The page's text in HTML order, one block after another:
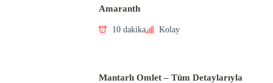
Amaranth
10 dakika Kolay
Mantarlı Omlet – Tüm Detaylarıyla